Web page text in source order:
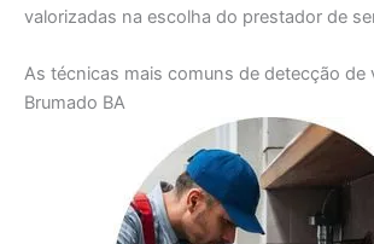
valorizadas na escolha do prestador de
As técnicas mais comuns de detecção de
Brumado BA